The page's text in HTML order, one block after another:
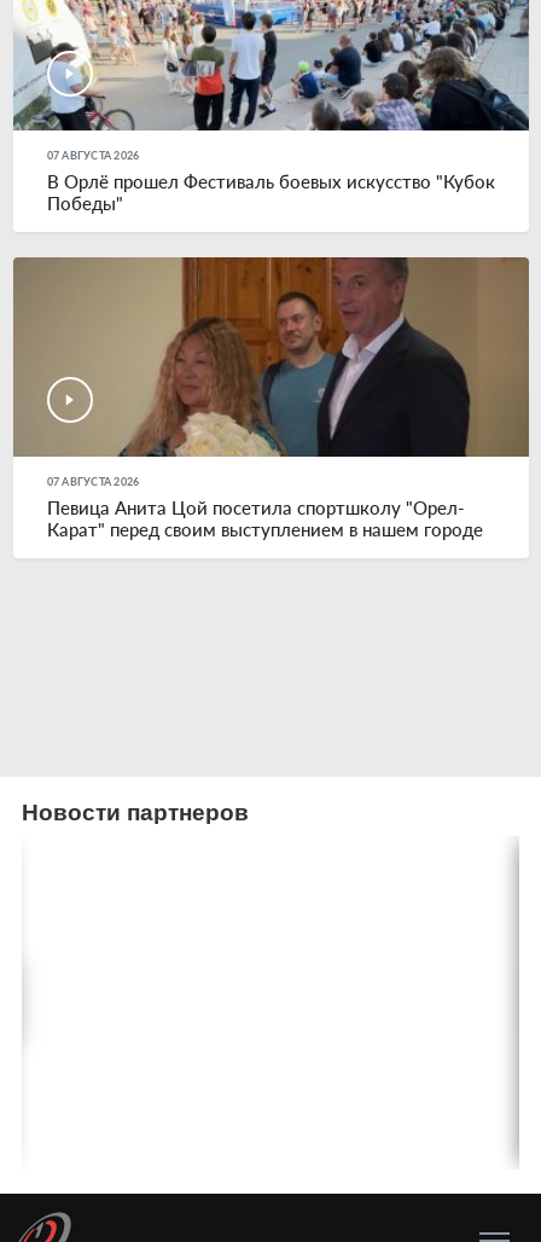
07 АВГУСТА 2026
В Орлё прошел Фестиваль боевых искусство "Кубок
Победы"
07 АВГУСТА 2026
Певица Анита Цой посетила спортшколу "Орел-
Карат" перед своим выступлением в нашем городе
Новости партнеров